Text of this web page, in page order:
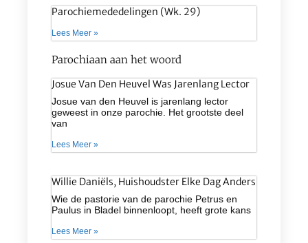
Parochiemededelingen (wk. 29)
Lees Meer »
Parochiaan aan het woord
Josue Van Den Heuvel Was Jarenlang Lector
Josue van den Heuvel is jarenlang lector
geweest in onze parochie. Het grootste deel
van
Lees Meer »
Willie Daniëls, Huishoudster Elke Dag Anders
Wie de pastorie van de parochie Petrus en
Paulus in Bladel binnenloopt, heeft grote kans
Lees Meer »